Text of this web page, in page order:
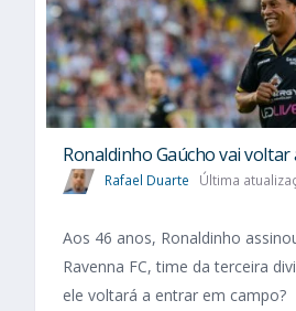
Ronaldinho Gaúcho vai voltar
Rafael Duarte Última
Aos 46 anos, Ronaldinho
Ravenna FC, time da terceira
ele voltará a entrar em campo?